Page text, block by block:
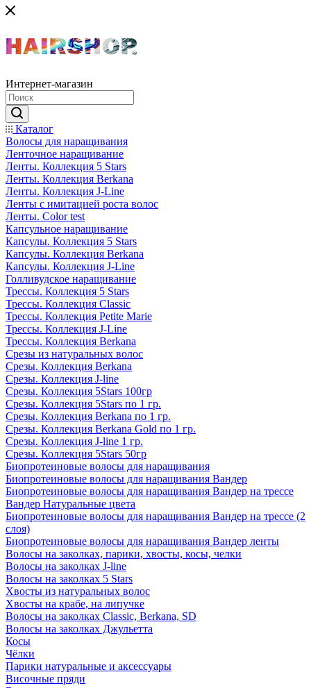
Интернет-магазин
Каталог
Волосы для наращивания
Ленточное наращивание
Ленты. Коллекция 5 Stars
Ленты. Коллекция Berkana
Ленты. Коллекция J-Line
Ленты с имитацией роста волос
Ленты. Color test
Капсульное наращивание
Капсулы. Коллекция 5 Stars
Капсулы. Коллекция Berkana
Капсулы. Коллекция J-Line
Голливудское наращивание
Трессы. Коллекция 5 Stars
Трессы. Коллекция Classic
Трессы. Коллекция Petite Marie
Трессы. Коллекция J-Line
Трессы. Коллекция Berkana
Срезы из натуральных волос
Срезы. Коллекция Berkana
Срезы. Коллекция J-line
Срезы. Коллекция 5Stars 100гр
Срезы. Коллекция 5Stars по 1 гр.
Срезы. Коллекция Berkana по 1 гр.
Срезы. Коллекция Berkana Gold по 1 гр.
Срезы. Коллекция J-line 1 гр.
Срезы. Коллекция 5Stars 50гр
Биопротеиновые волосы для наращивания
Биопротеиновые волосы для наращивания Вандер
Биопротеиновые волосы для наращивания Вандер на трессе
Вандер Натуральные цвета
Биопротеиновые волосы для наращивания Вандер на трессе (2
слоя)
Биопротеиновые волосы для наращивания Вандер ленты
Волосы на заколках, парики, хвосты, косы, челки
Волосы на заколках J-line
Волосы на заколках 5 Stars
Хвосты из натуральных волос
Хвосты на крабе, на липучке
Волосы на заколках Classic, Berkana, SD
Волосы на заколках Джульетта
Косы
Чёлки
Парики натуральные и аксессуары
Височные пряди